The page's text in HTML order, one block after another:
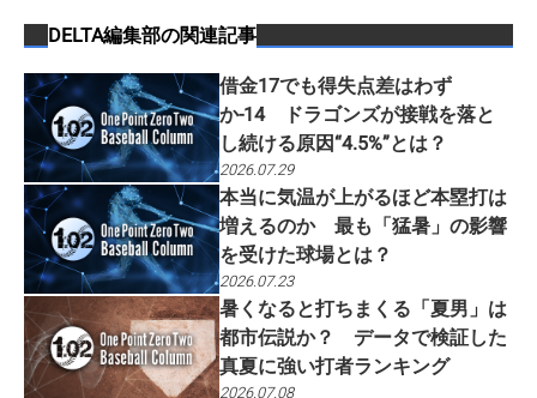
DELTA編集部の関連記事
借金17でも得失点差はわず
か-14 ドラゴンズが接戦を落と
し続ける原因“4.5%”とは？
2026.07.29
本当に気温が上がるほど本塁打は
増えるのか 最も「猛暑」の影響
を受けた球場とは？
2026.07.23
暑くなると打ちまくる「夏男」は
都市伝説か？ データで検証した
真夏に強い打者ランキング
2026.07.08